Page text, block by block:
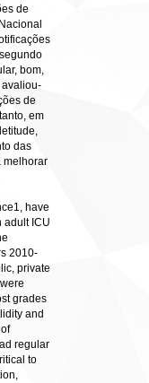
de
bom,
avaliou-
de
em
das
melhorar
have
adult ICU
2010-
private
grades
and
regular
to